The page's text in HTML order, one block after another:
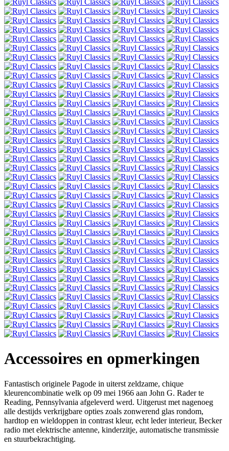
Accessoires en opmerkingen
Fantastisch originele Pagode in uiterst zeldzame, chique
kleurencombinatie welk op 09 mei 1966 aan John G. Rader te
Reading, Pennsylvania afgeleverd werd. Uitgerust met nagenoeg
alle destijds verkrijgbare opties zoals zonwerend glas rondom,
hardtop en wieldoppen in contrast kleur, echt leder interieur, Becker
radio met elektrische antenne, kinderzitje, automatische transmissie
en stuurbekrachtiging.